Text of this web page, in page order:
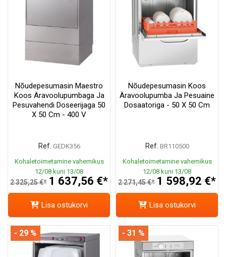
Nõudepesumasin Maestro
Koos Äravoolupumbaga Ja
Pesuvahendi Doseerijaga 50
X 50 Cm - 400 V
Ref. GEDK356
Kohaletoimetamine vahemikus
12/08 kuni 13/08
2 325,25 €* 1 637,56 €*
Lisa ostukorvi
Nõudepesumasin Koos
Äravoolupumba Ja Pesuaine
Dosaatoriga - 50 X 50 Cm
Ref. BR110500
Kohaletoimetamine vahemikus
12/08 kuni 13/08
2 271,45 €* 1 598,92 €*
Lisa ostukorvi
- 29 % - 31 %